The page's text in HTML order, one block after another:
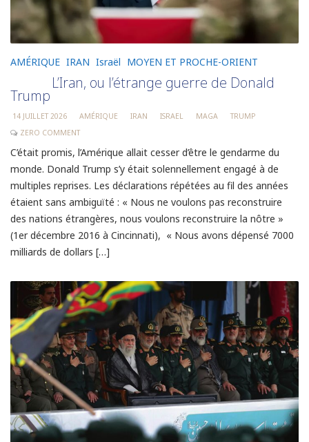
AMÉRIQUE IRAN Israël MOYEN ET PROCHE-ORIENT
L’Iran, ou l’étrange guerre de Donald
Trump
14 JUILLET 2026 AMÉRIQUE IRAN ISRAEL MAGA
TRUMP
ZERO COMMENT
C’était promis, l’Amérique allait cesser d’être le gendarme du
monde. Donald Trump s’y était solennellement engagé à de
multiples reprises. Les déclarations répétées au fil des années
étaient sans ambiguïté : « Nous ne voulons pas reconstruire
des nations étrangères, nous voulons reconstruire la nôtre »
(1er décembre 2016 à Cincinnati), « Nous avons dépensé 7000
milliards de dollars […]